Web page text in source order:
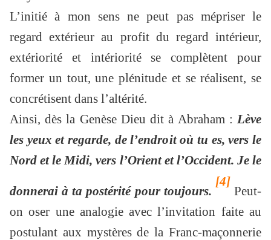
L’initié à mon sens ne peut pas mépriser le
regard extérieur au profit du regard intérieur,
extériorité et intériorité se complètent pour
former un tout, une plénitude et se réalisent, se
concrétisent dans l’altérité.
Ainsi, dès la Genèse Dieu dit à Abraham : Lève
les yeux et regarde, de l’endroit où tu es, vers le
Nord et le Midi, vers l’Orient et l’Occident. Je le
donnerai à ta postérité pour toujours.
[4]
Peut-
on oser une analogie avec l’invitation faite au
postulant aux mystères de la Franc-maçonnerie